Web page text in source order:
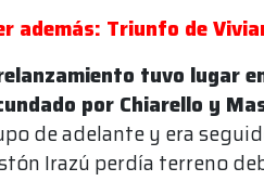
además: Triunfo de
tuvo lugar
por Chiarello y
de adelante y era
Irazú perdía terreno